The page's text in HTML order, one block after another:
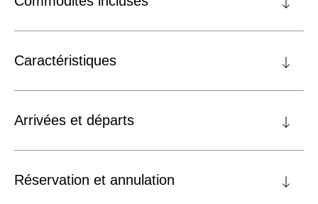
Caractéristiques
Arrivées et départs
Réservation et annulation